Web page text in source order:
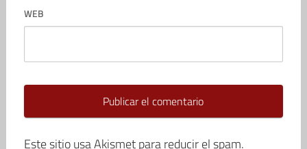
WEB
Este sitio usa Akismet para reducir el spam.